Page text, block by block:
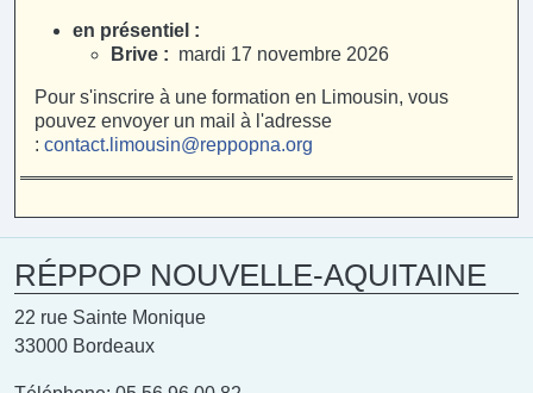
en présentiel :
Brive : mardi 17 novembre 2026
Pour s'inscrire à une formation en Limousin, vous
pouvez envoyer un mail à l'adresse
: contact.limousin@reppopna.org
RÉPPOP NOUVELLE-AQUITAINE
22 rue Sainte Monique
33000 Bordeaux